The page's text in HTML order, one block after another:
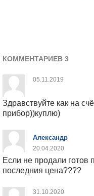
КОММЕНТАРИЕВ 3
05.11.2019
Здравствуйте как на
прибор))куплю)
Александр
20.04.2020
Если не продали готов
последния цена????
31.10.2020